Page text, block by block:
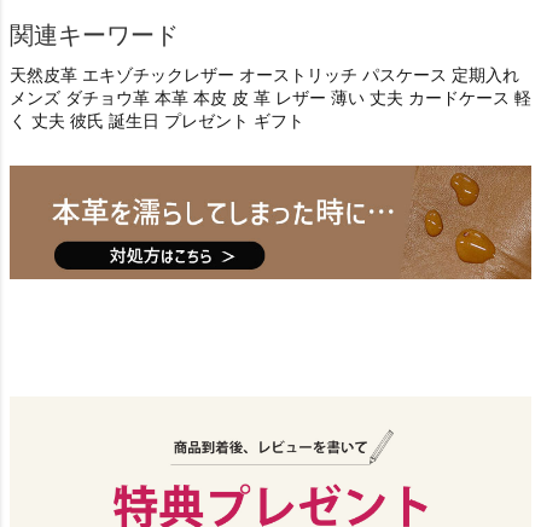
関連キーワード
天然皮革 エキゾチックレザー オーストリッチ パスケース 定期入れ
メンズ ダチョウ革 本革 本皮 皮 革 レザー 薄い 丈夫 カードケース 軽
く 丈夫 彼氏 誕生日 プレゼント ギフト